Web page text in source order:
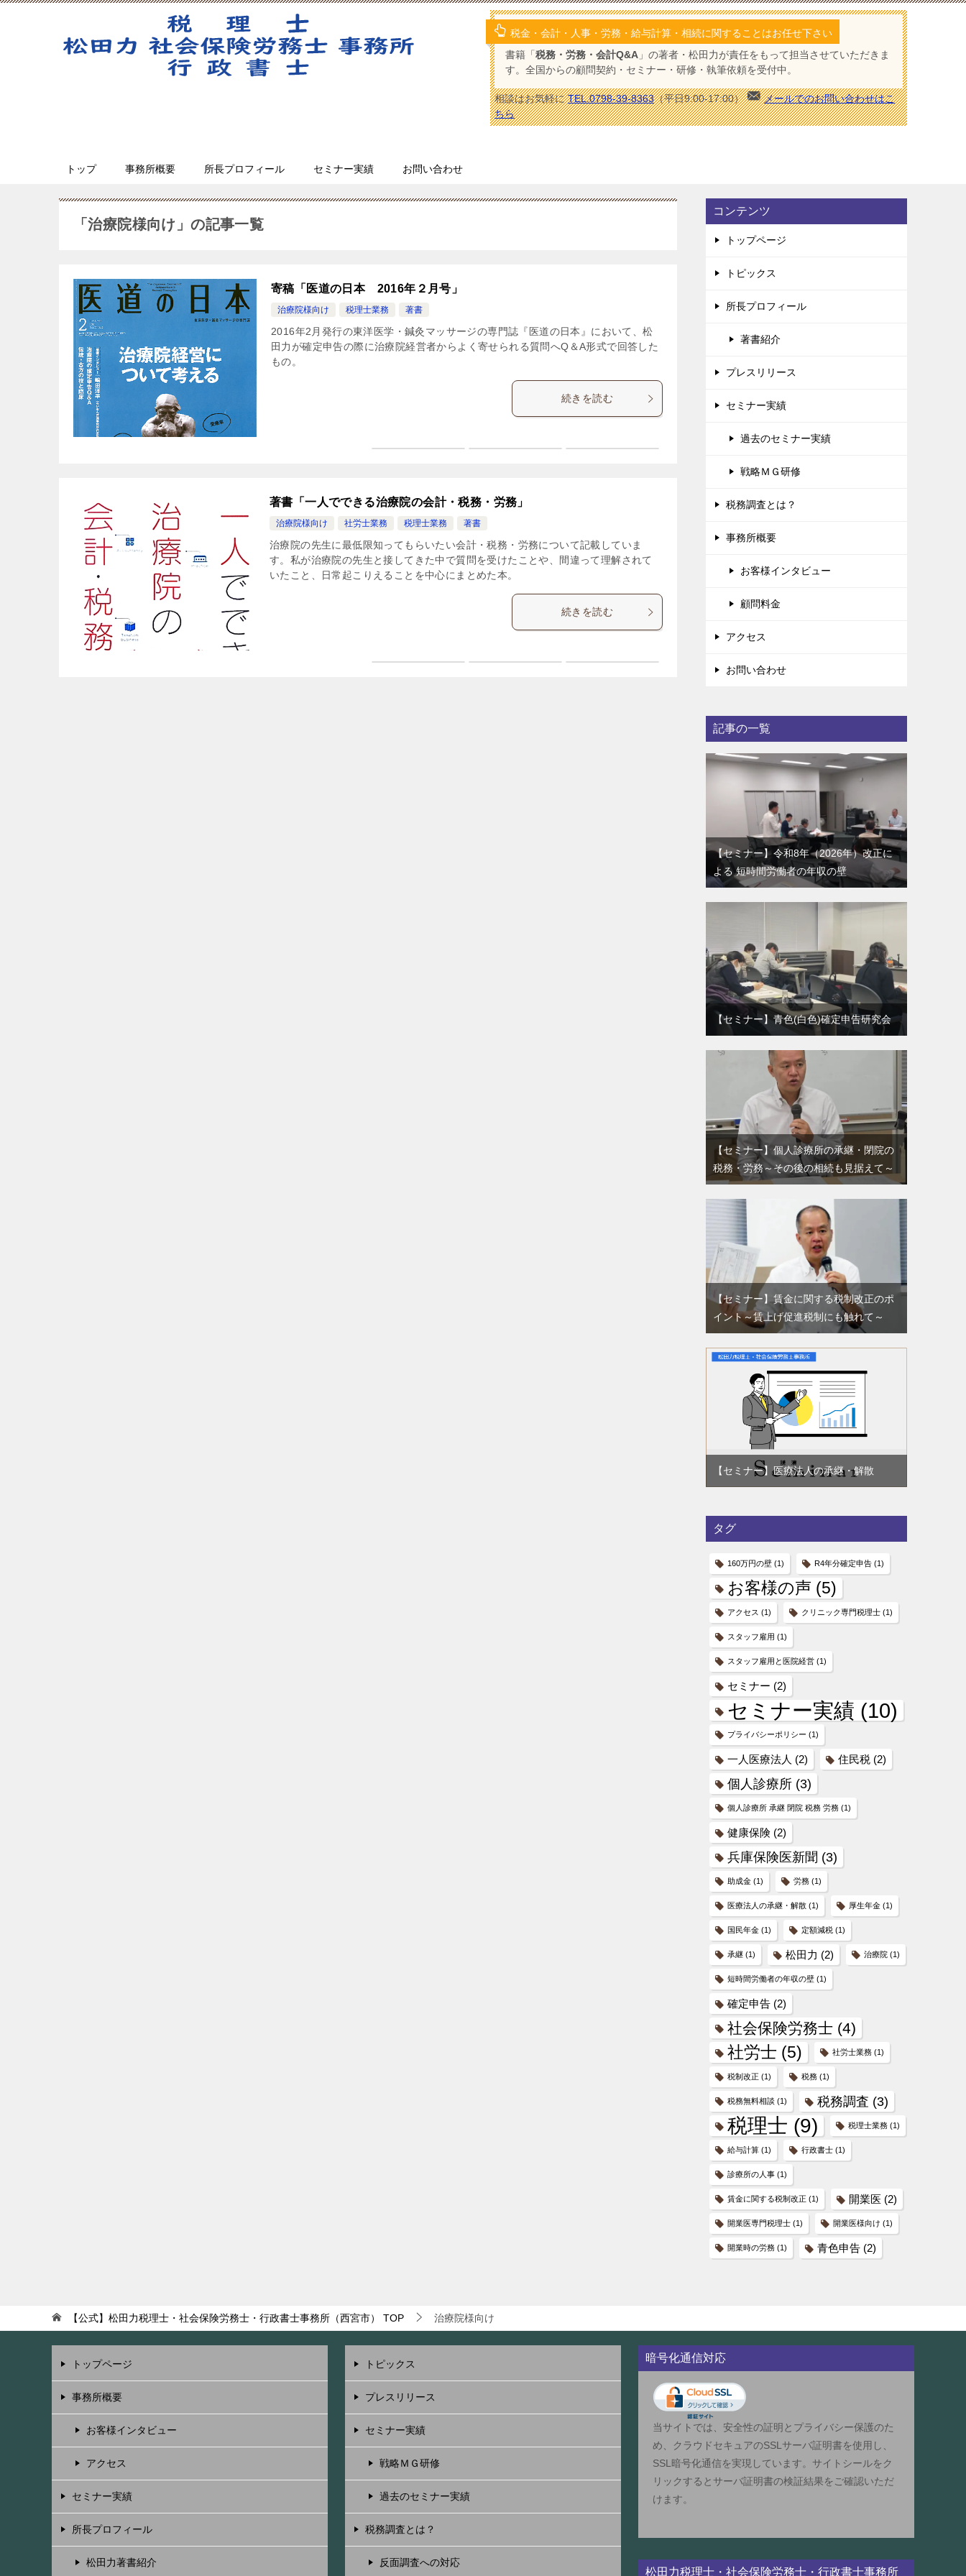
税金・会計・人事・労務・給与計算・相続に関することはお任せ下さい
書籍「 税務・労務・会計Q&A 」の著者・松田力が責任をもって担当させていただきま
す。全国からの顧問契約・セミナー・研修・執筆依頼を受付中。
相談はお気軽にTEL.0798-39-8363（平日9:00-17:00）
メールでのお問い合わせはこ
ちら
トップ 事務所概要 所長プロフィール セミナー実績 お問い合わせ
「治療院様向け」の記事一覧
寄稿「医道の日本 2016年２月号」
治療院様向け 税理士業務 著書
2016年2月発行の東洋医学・鍼灸マッサージの専門誌『医道の日本』において、松
田力が確定申告の際に治療院経営者からよく寄せられる質問へQ＆A形式で回答した
もの。
続きを読む
著書「一人でできる治療院の会計・税務・労務」
治療院様向け 社労士業務 税理士業務 著書
治療院の先生に最低限知ってもらいたい会計・税務・労務について記載していま
す。私が治療院の先生と接してきた中で質問を受けたことや、間違って理解されて
いたこと、日常起こりえることを中心にまとめた本。
続きを読む
コンテンツ
トップページ
トピックス
所長プロフィール
著書紹介
プレスリリース
セミナー実績
過去のセミナー実績
戦略ＭＧ研修
税務調査とは？
事務所概要
お客様インタビュー
顧問料金
アクセス
お問い合わせ
記事の一覧
【セミナー】令和8年（2026年）改正に
よる 短時間労働者の年収の壁
【セミナー】青色(白色)確定申告研究会
【セミナー】個人診療所の承継・閉院の
税務・労務～その後の相続も見据えて～
【セミナー】賃金に関する税制改正のポ
イント～賃上げ促進税制にも触れて～
【セミナー】医療法人の承継・解散
タグ
160万円の壁 (1) R4年分確定申告 (1)
お客様の声 (5)
アクセス (1) クリニック専門税理士 (1)
スタッフ雇用 (1)
スタッフ雇用と医院経営 (1)
セミナー (2)
セミナー実績 (10)
プライバシーポリシー (1)
一人医療法人 (2) 住民税 (2)
個人診療所 (3)
個人診療所 承継 閉院 税務 労務 (1)
健康保険 (2)
兵庫保険医新聞 (3)
助成金 (1) 労務 (1)
医療法人の承継・解散 (1) 厚生年金 (1)
国民年金 (1) 定額減税 (1)
承継 (1) 松田力 (2) 治療院 (1)
短時間労働者の年収の壁 (1)
確定申告 (2)
社会保険労務士 (4)
社労士 (5) 社労士業務 (1)
税制改正 (1) 税務 (1)
税務無料相談 (1) 税務調査 (3)
税理士 (9) 税理士業務 (1)
給与計算 (1) 行政書士 (1)
診療所の人事 (1)
賃金に関する税制改正 (1) 開業医 (2)
開業医専門税理士 (1) 開業医様向け (1)
開業時の労務 (1) 青色申告 (2)
【公式】松田力税理士・社会保険労務士・行政書士事務所（西宮市） TOP 治療院様向け
トップページ
事務所概要
お客様インタビュー
アクセス
セミナー実績
所長プロフィール
松田力著書紹介
トピックス
プレスリリース
セミナー実績
戦略ＭＧ研修
過去のセミナー実績
税務調査とは？
反面調査への対応
暗号化通信対応
当サイトでは、安全性の証明とプライバシー保護のた
め、クラウドセキュアのSSLサーバ証明書を使用し、
SSL暗号化通信を実現しています。サイトシールをク
リックするとサーバ証明書の検証結果をご確認いただ
けます。
松田力税理士・社会保険労務士・行政書士事務所